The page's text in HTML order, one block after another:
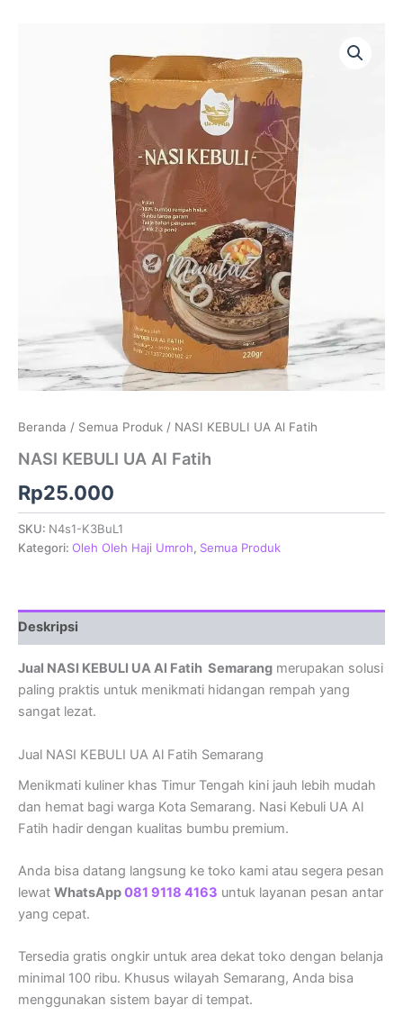
Beranda / Semua Produk / NASI KEBULI UA Al Fatih
NASI KEBULI UA Al Fatih
Rp25.000
SKU: N4s1-K3BuL1
Kategori: Oleh Oleh Haji Umroh, Semua Produk
Deskripsi
Jual NASI KEBULI UA Al Fatih Semarang merupakan solusi
paling praktis untuk menikmati hidangan rempah yang
sangat lezat.
Jual NASI KEBULI UA Al Fatih Semarang
Menikmati kuliner khas Timur Tengah kini jauh lebih mudah
dan hemat bagi warga Kota Semarang. Nasi Kebuli UA Al
Fatih hadir dengan kualitas bumbu premium.
Anda bisa datang langsung ke toko kami atau segera pesan
lewat WhatsApp081 9118 4163 untuk layanan pesan antar
yang cepat.
Tersedia gratis ongkir untuk area dekat toko dengan belanja
minimal 100 ribu. Khusus wilayah Semarang, Anda bisa
menggunakan sistem bayar di tempat.